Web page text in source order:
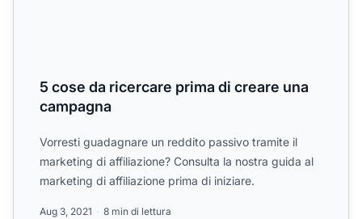
5 cose da ricercare prima di creare una
campagna
Vorresti guadagnare un reddito passivo tramite il
marketing di affiliazione? Consulta la nostra guida al
marketing di affiliazione prima di iniziare.
Aug 3, 2021 8 min di lettura